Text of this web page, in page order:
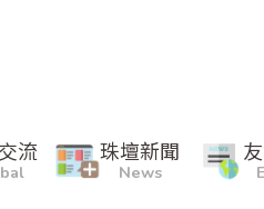
流 珠壇新聞
News